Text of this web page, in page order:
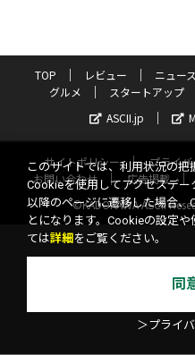
TOP レビュー ニュース
グルメ
スタートアップ
ASCII.jp
サイトポリシー プライ
お問い合わせ
広告掲載
©KADOKAWA ASCII
このサイトでは、利用状況の把
Cookieを使用してアクセスデ
以降のページに遷移した場合、
とになります。Cookieの設定
ては詳細 をご覧ください。
同
＞プライ